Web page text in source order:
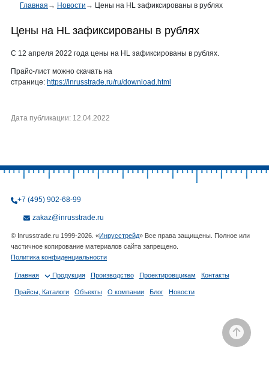
Главная → Новости → Цены на HL зафиксированы в рублях
Цены на HL зафиксированы в рублях
С 12 апреля 2022 года цены на HL зафиксированы в рублях.
Прайс-лист можно скачать на
странице: https://inrusstrade.ru/ru/download.html
Дата публикации: 12.04.2022
+7 (495) 902-68-99
zakaz@inrusstrade.ru
© Inrusstrade.ru 1999-2026. «Инрусстрейд» Все права защищены. Полное или
частичное копирование материалов сайта запрещено.
Политика конфиденциальности
Главная Продукция Производство Проектировщикам Контакты
Прайсы, Каталоги Объекты О компании Блог Новости